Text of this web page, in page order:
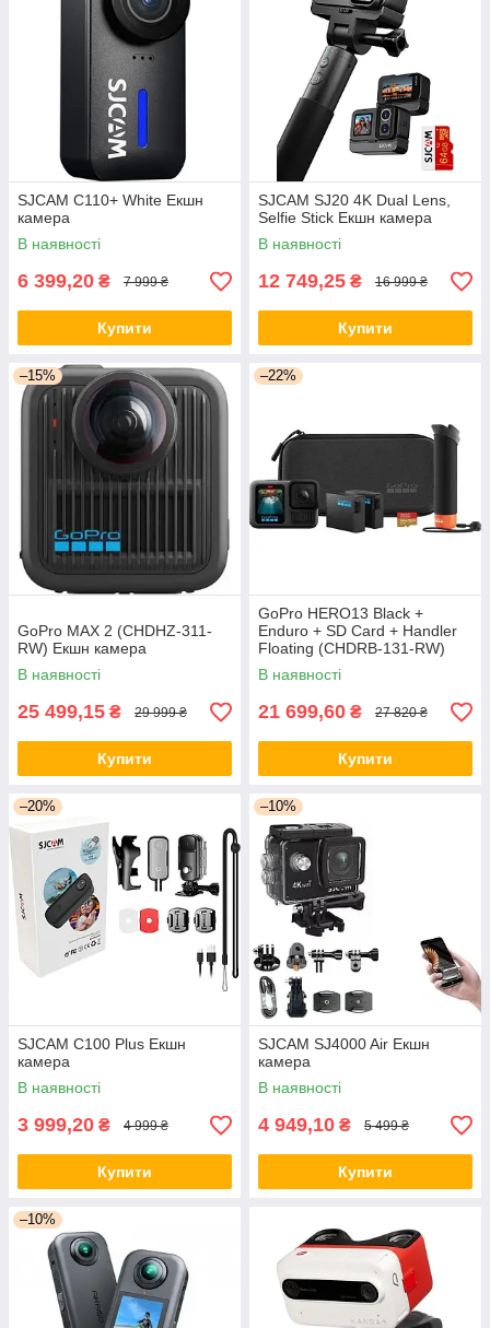
SJCAM C110+ White Екшн
камера
В наявності
6 399,20 ₴ 7 999 ₴
Купити
SJCAM SJ20 4K Dual Lens,
Selfie Stick Екшн камера
В наявності
12 749,25 ₴ 16 999 ₴
Купити
–15%
GoPro MAX 2 (CHDHZ-311-
RW) Екшн камера
В наявності
25 499,15 ₴ 29 999 ₴
Купити
–22%
GoPro HERO13 Black +
Enduro + SD Card + Handler
Floating (CHDRB-131-RW)
Екшн камера
В наявності
21 699,60 ₴ 27 820 ₴
Купити
–20%
SJCAM C100 Plus Екшн
камера
В наявності
3 999,20 ₴ 4 999 ₴
Купити
–10%
SJCAM SJ4000 Air Екшн
камера
В наявності
4 949,10 ₴ 5 499 ₴
Купити
–10%